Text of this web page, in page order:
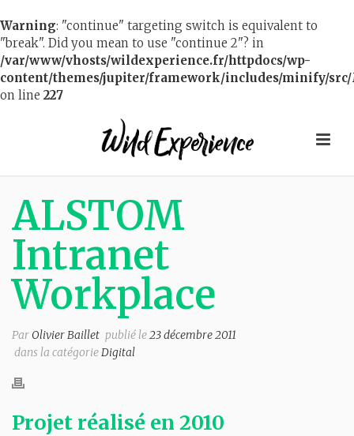
Warning: "continue" targeting switch is equivalent to
"break". Did you mean to use "continue 2"? in
/var/www/vhosts/wildexperience.fr/httpdocs/wp-
content/themes/jupiter/framework/includes/minify/
on line 227
ALSTOM
Intranet
Workplace
Par Olivier Baillet publié le23 décembre 2011
dans la catégorieDigital
Projet réalisé en 2010